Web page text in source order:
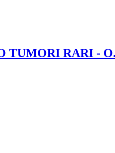
TUMORI RARI -